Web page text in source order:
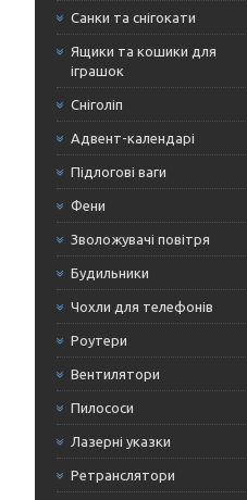
Санки та снігокати
Ящики та кошики для
іграшок
Сніголіп
Адвент-календарі
Підлогові ваги
Фени
Зволожувачі повітря
Будильники
Чохли для телефонів
Роутери
Вентилятори
Пилососи
Лазерні указки
Ретранслятори